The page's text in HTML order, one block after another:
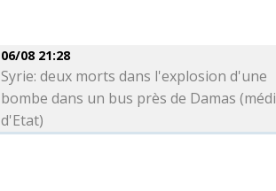
06/08 21:28
Syrie: deux morts dans l'explosion d'une
bombe dans un bus près de Damas
d'Etat)